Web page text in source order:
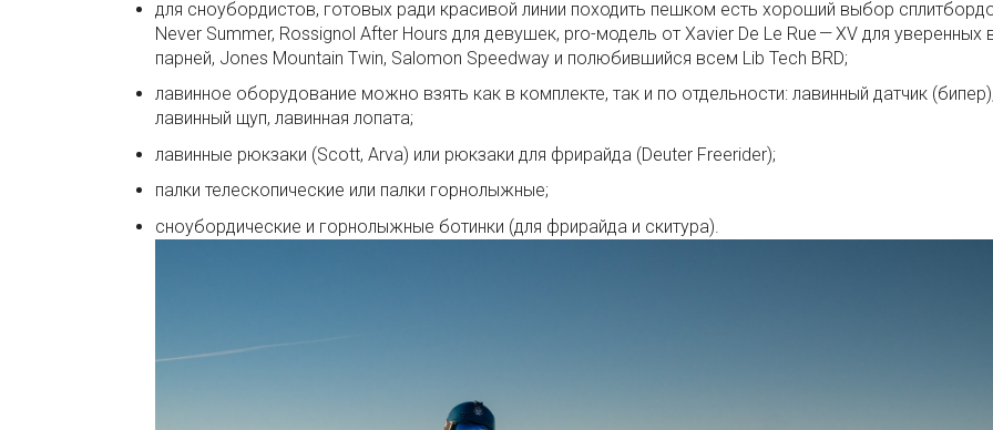
для сноубордистов, готовых ради красивой линии походить пешком есть хороший выбор
Never Summer, Rossignol After Hours для девушек, pro-модель от Xavier De Le Rue — XV для уверенных
парней, Jones Mountain Twin, Salomon Speedway и полюбившийся всем Lib Tech BRD;
лавинное оборудование можно взять как в комплекте, так и по отдельности: лавинный датчик
лавинный щуп, лавинная лопата;
лавинные рюкзаки (Scott, Arva) или рюкзаки для фрирайда (Deuter Freerider);
палки телескопические или палки горнолыжные;
сноубордические и горнолыжные ботинки (для фрирайда и скитура).